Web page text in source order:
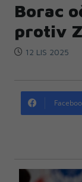
Borac
protiv
12 LIS 2025